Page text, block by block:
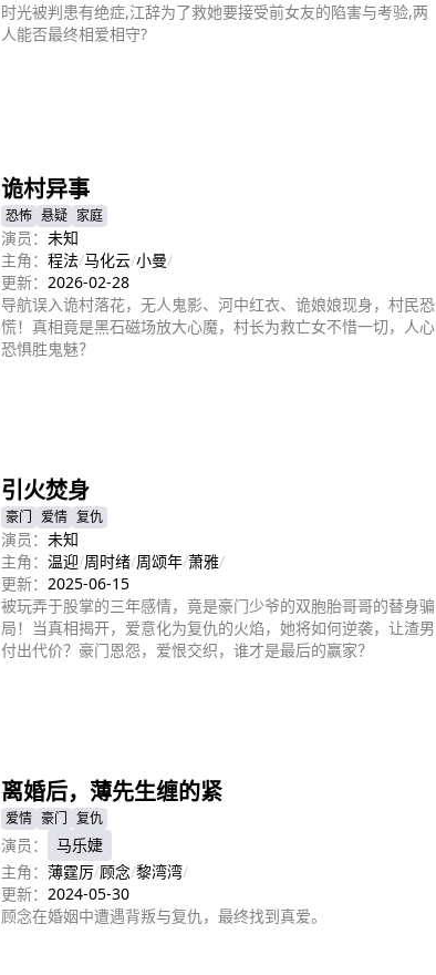
时光被判患有绝症,江辞为了救她要接受前女友的陷害与考验,两
人能否最终相爱相守?
诡村异事
恐怖 悬疑 家庭
演员： 未知
主角： 程法/马化云/小曼/
更新： 2026-02-28
导航误入诡村落花，无人鬼影、河中红衣、诡娘娘现身，村民恐
慌！真相竟是黑石磁场放大心魔，村长为救亡女不惜一切，人心
恐惧胜鬼魅？
引火焚身
豪门 爱情 复仇
演员： 未知
主角： 温迎/周时绪/周颂年/萧雅/
更新： 2025-06-15
被玩弄于股掌的三年感情，竟是豪门少爷的双胞胎哥哥的替身骗
局！当真相揭开，爱意化为复仇的火焰，她将如何逆袭，让渣男
付出代价？豪门恩怨，爱恨交织，谁才是最后的赢家？
离婚后，薄先生缠的紧
爱情 豪门 复仇
演员：
马乐婕
主角： 薄霆厉/顾念/黎湾湾/
更新： 2024-05-30
顾念在婚姻中遭遇背叛与复仇，最终找到真爱。